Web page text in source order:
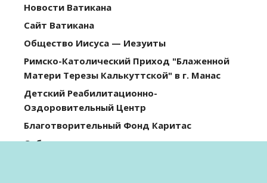
Новости Ватикана
Сайт Ватикана
Общество Иисуса — Иезуиты
Римско-Католический Приход "Блаженной
Матери Терезы Калькуттской" в г. Манас
Детский Реабилитационно-
Оздоровительный Центр
Благотворительный Фонд Каритас
Сибирская католическая газета